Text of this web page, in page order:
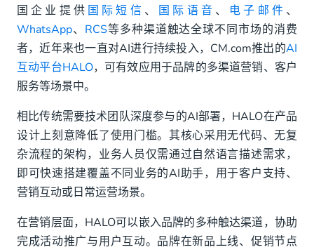
国企业提供 国际短信 、 国际语音 、 电子邮件 、
WhatsApp、 RCS等多种渠道触达全球不同市场的消费
者，近年来也一直对AI进行持续投入，CM.com推出的AI
互动平台HALO，可有效应用于品牌的多渠道营销、客户
服务等场景中。
相比传统需要技术团队深度参与的AI部署，HALO在产品
设计上刻意降低了使用门槛。其核心采用无代码、无复
杂流程的架构，业务人员仅需通过自然语言描述需求，
即可快速搭建覆盖不同业务的AI助手，用于客户支持、
营销互动或日常运营场景。
在营销层面，HALO可以嵌入品牌的多种触达渠道，协助
完成活动推广与用户互动。品牌在新品上线、促销节点